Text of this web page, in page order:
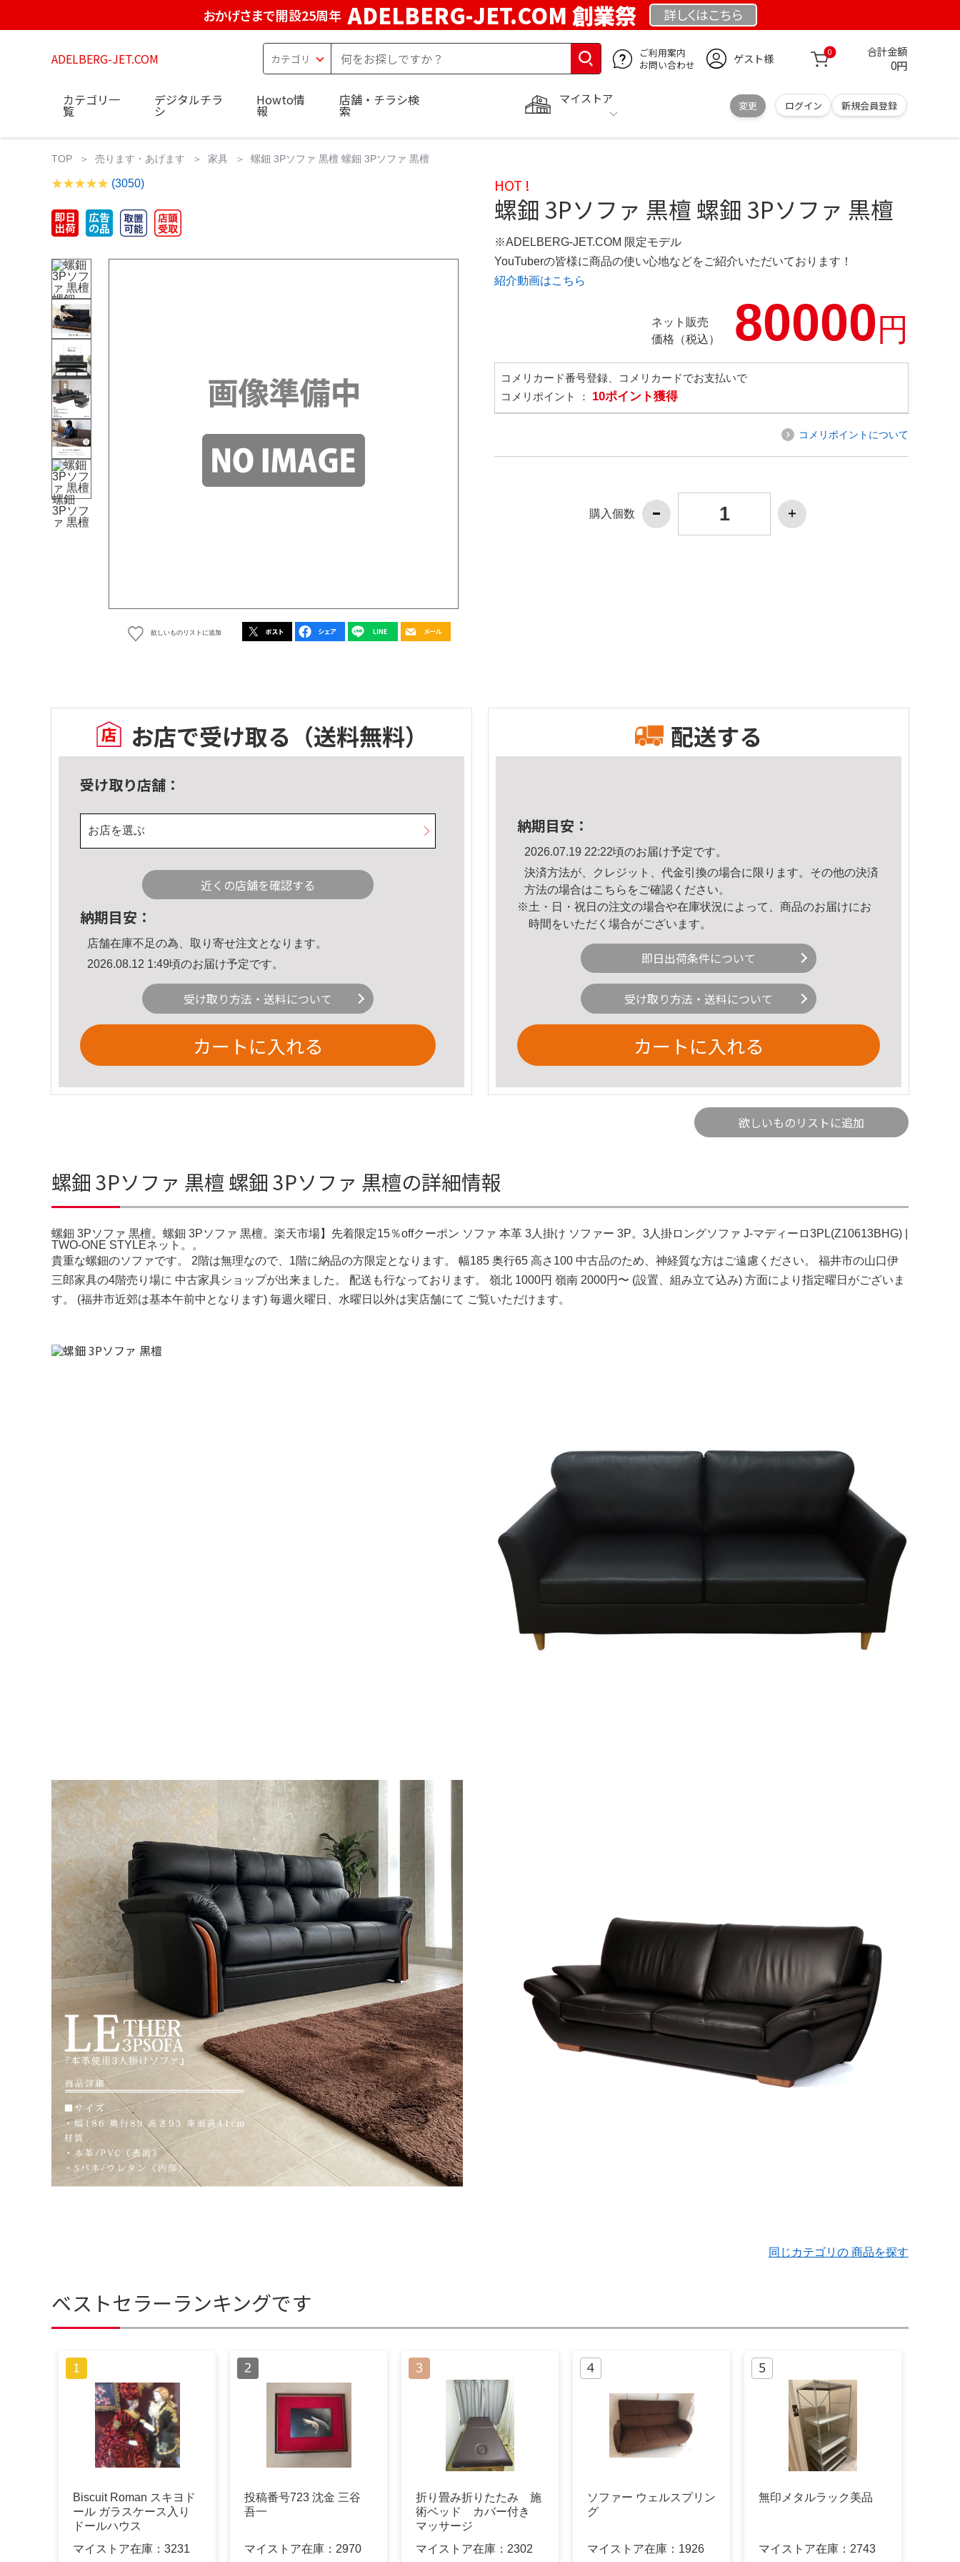
おかげさまで開設25周年 ADELBERG-JET.COM 創業祭 詳しくはこちら
ADELBERG-JET.COM
ご利用案内
お問い合わせ
ゲスト様 0 合計金額
0円
マイストア
変更 ログイン 新規会員登録
カテゴリ一
覧
デジタルチラ
シ
Howto情
報
店舗・チラシ検
索
TOP 売ります・あげます 家具 螺鈿 3Pソファ 黒檀 螺鈿 3Pソファ 黒檀
(3050)
欲しいものリストに追加
HOT !
螺鈿 3Pソファ 黒檀 螺鈿 3Pソファ 黒檀
※ADELBERG-JET.COM 限定モデル
YouTuberの皆様に商品の使い心地などをご紹介いただいております！
紹介動画はこちら
ネット販売
価格（税込）
80000円
コメリカード番号登録、コメリカードでお支払いで
コメリポイント ： 10ポイント獲得
コメリポイントについて
購入個数
お店で受け取る （送料無料）
受け取り店舗：
お店を選ぶ
近くの店舗を確認する
納期目安：
店舗在庫不足の為、取り寄せ注文となります。
2026.08.12 1:49頃のお届け予定です。
受け取り方法・送料について
カートに入れる
配送する
納期目安：
2026.07.19 22:22頃のお届け予定です。
決済方法が、クレジット、代金引換の場合に限ります。その他の決済
方法の場合はこちら をご確認ください。
※土・日・祝日の注文の場合や在庫状況によって、商品のお届けにお
時間をいただく場合がございます。
即日出荷条件について
受け取り方法・送料について
カートに入れる
欲しいものリストに追加
螺鈿 3Pソファ 黒檀 螺鈿 3Pソファ 黒檀の詳細情報
螺鈿 3Pソファ 黒檀。螺鈿 3Pソファ 黒檀。楽天市場】先着限定15％offクーポン ソファ 本革 3人掛け ソファー 3P。3人掛ロングソファ J-マディーロ3PL(Z10613BHG) |
TWO-ONE STYLEネット。。
貴重な螺鈿のソファです。 2階は無理なので、1階に納品の方限定となります。 幅185 奥行65 高さ100 中古品のため、神経質な方はご遠慮ください。 福井市の山口伊
三郎家具の4階売り場に 中古家具ショップが出来ました。 配送も行なっております。 嶺北 1000円 嶺南 2000円〜 (設置、組み立て込み) 方面により指定曜日がございま
す。 (福井市近郊は基本午前中となります) 毎週火曜日、水曜日以外は実店舗にて ご覧いただけます。
同じカテゴリの 商品を探す
ベストセラーランキングです
Biscuit Roman スキヨド
ール ガラスケース入り
ドールハウス
マイストア在庫： 3231
投稿番号723 沈金 三谷
吾一
マイストア在庫： 2970
折り畳み折りたたみ 施
術ベッド カバー付き
マッサージ
マイストア在庫： 2302
ソファー ウェルスプリン
グ
マイストア在庫： 1926
無印メタルラック美品
マイストア在庫： 2743